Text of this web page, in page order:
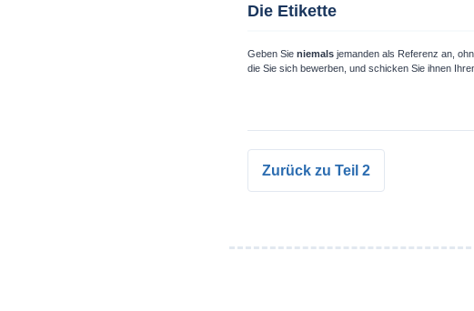
Die Etikette
Geben Sie niemals jemanden als Referenz an,
die Sie sich bewerben, und schicken Sie ihnen
Zurück zu Teil 2